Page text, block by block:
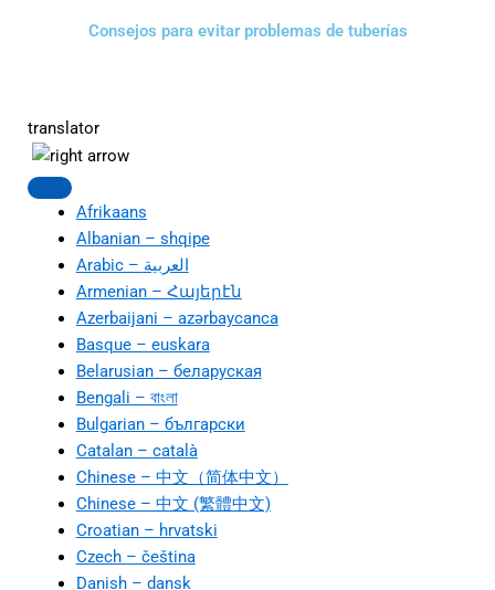
Consejos para evitar problemas de tuberías
translator
Afrikaans
Albanian – shqipe
Armenian – Հայերէն
Azerbaijani – azərbaycanca
Basque – euskara
Belarusian – беларуская
Bengali – বাংলা
Bulgarian – български
Catalan – català
Chinese – 中文（简体中文）
Chinese – 中文 (繁體中文)
Croatian – hrvatski
Czech – čeština
Danish – dansk